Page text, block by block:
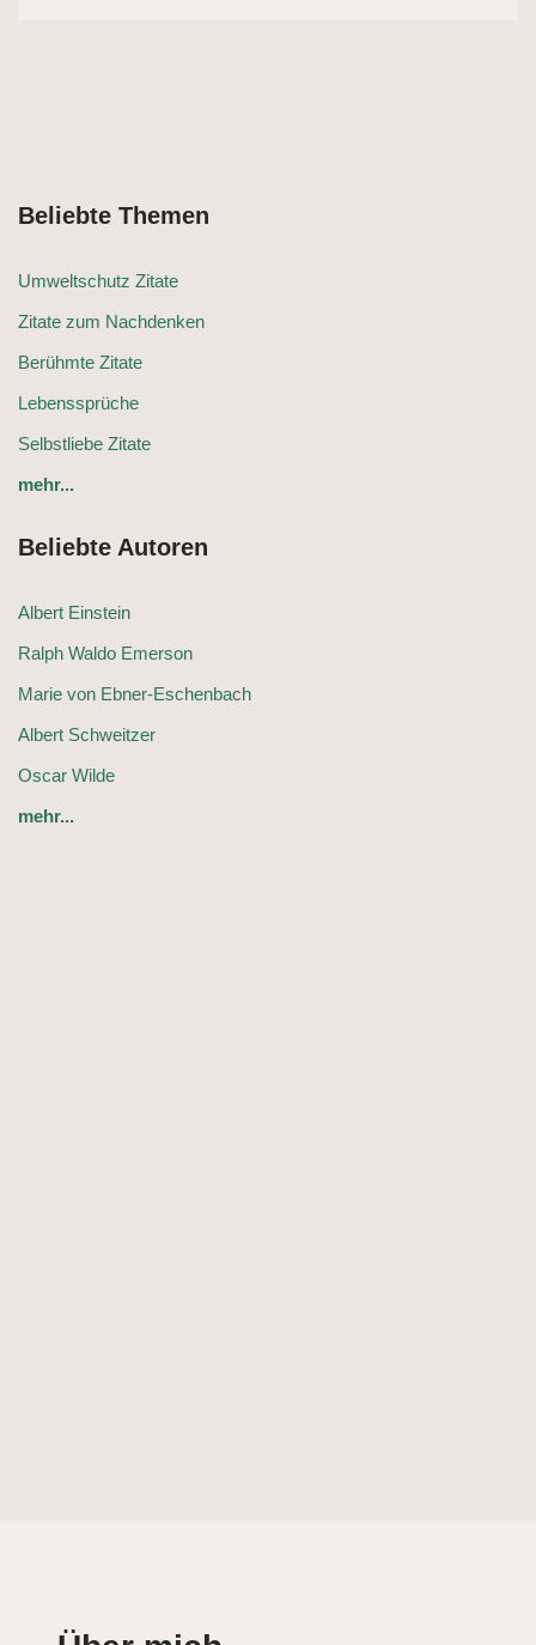
Beliebte Themen
Umweltschutz Zitate
Zitate zum Nachdenken
Berühmte Zitate
Lebenssprüche
Selbstliebe Zitate
mehr...
Beliebte Autoren
Albert Einstein
Ralph Waldo Emerson
Marie von Ebner-Eschenbach
Albert Schweitzer
Oscar Wilde
mehr...